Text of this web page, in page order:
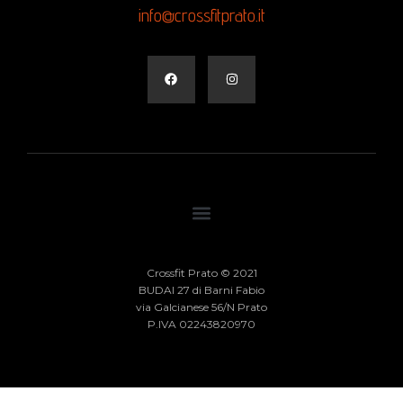
info@crossfitprato.it
Crossfit Prato © 2021
BUDAI 27 di Barni Fabio
via Galcianese 56/N Prato
P.IVA 02243820970